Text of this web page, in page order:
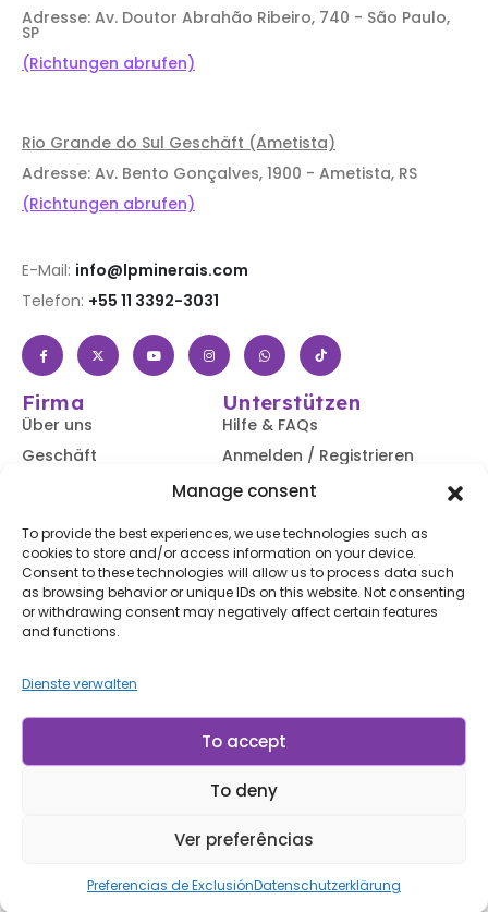
Manage consent
To provide the best experiences, we use technologies such as
cookies to store and/or access information on your device.
Consent to these technologies will allow us to process data such
as browsing behavior or unique IDs on this website. Not consenting
or withdrawing consent may negatively affect certain features
and functions.
Dienste verwalten
To accept
To deny
Ver preferências
Preferencias de ExclusiónDatenschutzerklärung
Adresse: Av. Doutor Abrahão Ribeiro, 740 - São Paulo,
SP
(Richtungen abrufen)
Rio Grande do Sul Geschäft (Ametista)
Adresse: Av. Bento Gonçalves, 1900 - Ametista, RS
(Richtungen abrufen)
E-Mail: info@lpminerais.com
Telefon: +55 11 3392-3031
Firma
Über uns
Geschäft
Unterstützen
Hilfe & FAQs
Anmelden / Registrieren
Verfolgen Sie Ihre
Bestellung
Versand &
Rücksendungen
Zugänglichkeit
Abonnieren Sie unseren Newsletter
undDatenschutzerklärung.
© LP Minerais 2017 - 2025 - Alle Rechte vorbehalten